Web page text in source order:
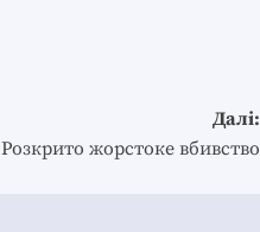
Далі:
Розкрито жорстоке вбивство